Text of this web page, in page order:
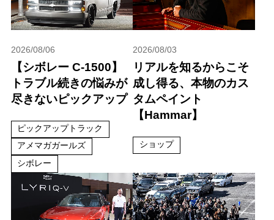
2026/08/06
【シボレー C-1500】
トラブル続きの悩みが
尽きないピックアップ
ピックアップトラック
アメマガガールズ
シボレー
2026/08/03
リアルを知るからこそ
成し得る、本物のカス
タムペイント
【Hammar】
ショップ